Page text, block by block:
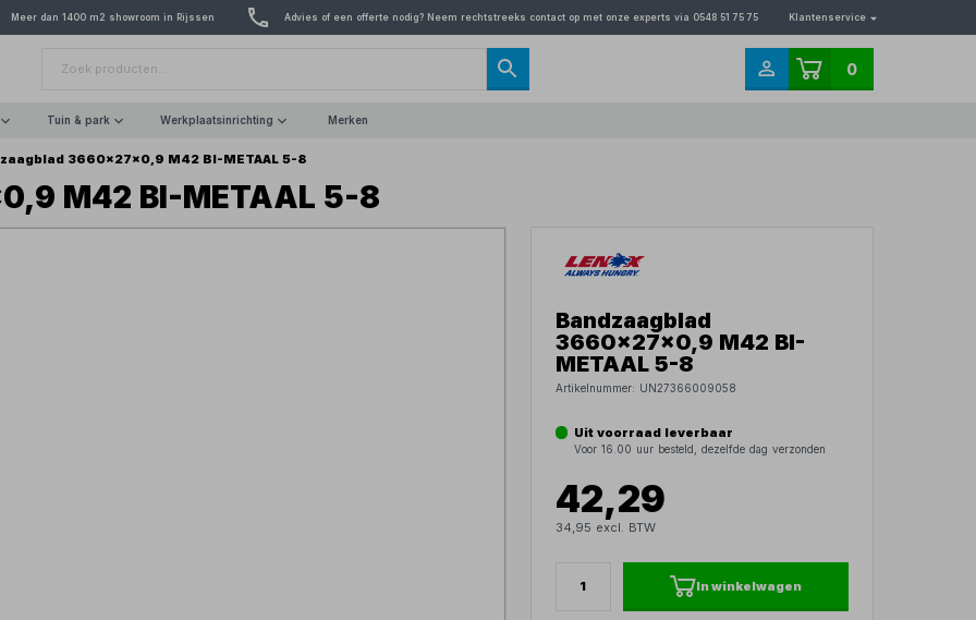
Meer dan 1400 m2 showroom in Rijssen Advies of een offerte nodig? Neem rechtstreeks contact op met onze experts via 0548 51 75 75 Klantenservice
0
Tuin & park Werkplaatsinrichting Merken
3660x27x0,9 M42 BI-METAAL 5-8
M42 BI-METAAL 5-8
Bandzaagblad
3660x27x0,9 M42 BI-
METAAL 5-8
Artikelnummer: UN27366009058
Uit voorraad leverbaar
Voor 16.00 uur besteld, dezelfde dag verzonden
42,29
34,95 excl. BTW
In winkelwagen